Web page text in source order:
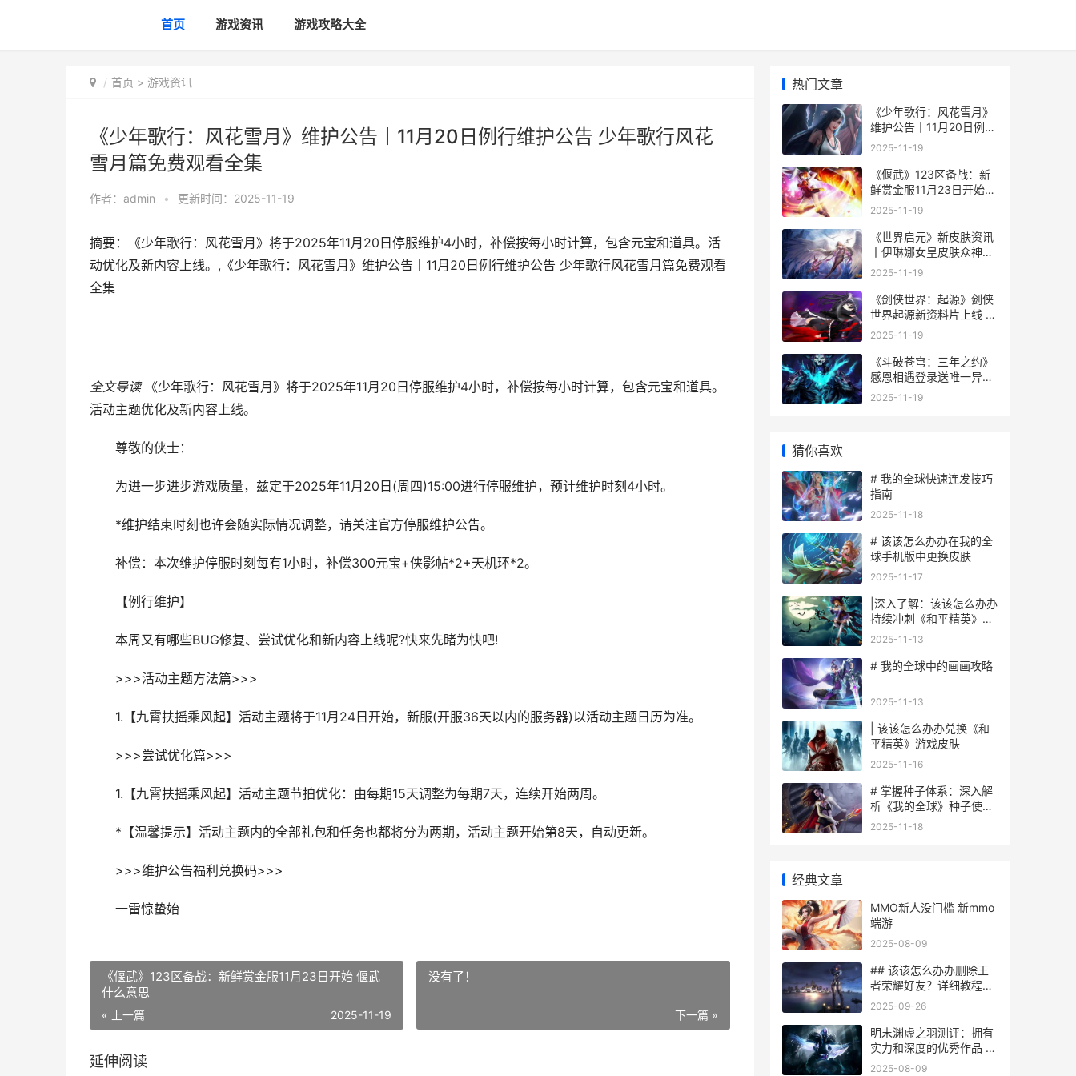
首页 游戏资讯 游戏攻略大全
首页 > 游戏资讯
《少年歌行：风花雪月》维护公告丨11月20日例行维护公告 少年歌行风花
雪月篇免费观看全集
作者： admin • 更新时间：2025-11-19
摘要：《少年歌行：风花雪月》将于2025年11月20日停服维护4小时，补偿按每小时计算，包含元宝和道具。活
动优化及新内容上线。,《少年歌行：风花雪月》维护公告丨11月20日例行维护公告 少年歌行风花雪月篇免费观看
全集
全文导读《少年歌行：风花雪月》将于2025年11月20日停服维护4小时，补偿按每小时计算，包含元宝和道具。
活动主题优化及新内容上线。
尊敬的侠士：
为进一步进步游戏质量，兹定于2025年11月20日(周四)15:00进行停服维护，预计维护时刻4小时。
*维护结束时刻也许会随实际情况调整，请关注官方停服维护公告。
补偿：本次维护停服时刻每有1小时，补偿300元宝+侠影帖*2+天机环*2。
【例行维护】
本周又有哪些BUG修复、尝试优化和新内容上线呢?快来先睹为快吧!
>>>活动主题方法篇>>>
1.【九霄扶摇乘风起】活动主题将于11月24日开始，新服(开服36天以内的服务器)以活动主题日历为准。
>>>尝试优化篇>>>
1.【九霄扶摇乘风起】活动主题节拍优化：由每期15天调整为每期7天，连续开始两周。
*【温馨提示】活动主题内的全部礼包和任务也都将分为两期，活动主题开始第8天，自动更新。
>>>维护公告福利兑换码>>>
一雷惊蛰始
《偃武》123区备战：新鲜赏金服11月23日开始 偃武
什么意思
« 上一篇 2025-11-19
没有了！
下一篇 »
延伸阅读
热门文章
《少年歌行：风花雪月》
维护公告丨11月20日例行
维护公告 少年歌行风花雪
2025-11-19
《偃武》123区备战：新
鲜赏金服11月23日开始
偃武什么意思
2025-11-19
《世界启元》新皮肤资讯
丨伊琳娜女皇皮肤众神之
后马上登场 《世界启元》
2025-11-19
《剑侠世界：起源》剑侠
世界起源新资料片上线 剑
侠世界起源
2025-11-19
《斗破苍穹：三年之约》
感恩相遇登录送唯一异宝
斗破苍穹三年之约
2025-11-19
猜你喜欢
# 我的全球快速连发技巧
指南
2025-11-18
# 该该怎么办办在我的全
球手机版中更换皮肤
2025-11-17
|深入了解：该该怎么办办
持续冲刺《和平精英》：
高效提升技巧与心态调整|
2025-11-13
# 我的全球中的画画攻略
2025-11-13
| 该该怎么办办兑换《和
平精英》游戏皮肤
2025-11-16
# 掌握种子体系：深入解
析《我的全球》种子使用
技巧
2025-11-18
经典文章
MMO新人没门槛 新mmo
端游
2025-08-09
## 该该怎么办办删除王
者荣耀好友？详细教程来
啦！
2025-09-26
明末渊虚之羽测评：拥有
实力和深度的优秀作品 明
末,渊虚之羽
2025-08-09